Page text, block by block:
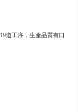
19道工序，生產品質有口